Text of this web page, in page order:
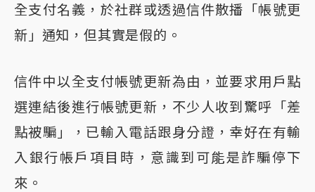
全支付名義，於社群或透過信件散播「帳號更
新」通知，但其實是假的。
信件中以全支付帳號更新為由，並要求用戶點
選連結後進行帳號更新，不少人收到驚呼「差
點被騙」，已輸入電話跟身分證，幸好在有輸
入銀行帳戶項目時，意識到可能是詐騙停下
來。